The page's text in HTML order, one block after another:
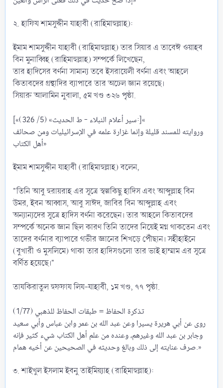
২. হাফিয শামসুদ্দীন যাহাবী (রাহিমাহুল্লাহ):
ইমাম শামসুদ্দীন যাহাবী (রাহিমাহুল্লাহ) তার সিয়ার এ তাবেঈ ওয়াহব
বিন মুনাব্বিহ (রাহিমাহুল্লাহ) সম্পর্কে লিখেছেন,
তার হাদিসের বর্ণনা সামান্য তবে ইসরায়েলী বর্ণনা এবং আহলে
কিতাবদের গ্রন্থাদির ব্যাপারে তার অঢেল জ্ঞান রয়েছে।
সিয়ারু আলামিন নুবালা, ৫ম খণ্ড ৩২৬ পৃষ্ঠা.
[«سير أعلام النبلاء - ط الحديث» (5/ 326):]«
وروايته للمسند قليلة وإنما غزارة علمه في الإسرائيليات ومن صحائف
أهل الكتاب»
ইমাম শামসুদ্দীন যাহাবী (রাহিমাহুল্লাহ) বলেন,
"তিনি আবু হুরায়রাহ এর সূত্রে স্বল্পকিছু হাদিস এবং আব্দুল্লাহ বিন
উমর, ইবন আব্বাস, আবু সাঈদ, জাবির বিন আব্দুল্লাহ এবং
অন্যান্যদের সূত্রে হাদিস বর্ণনা করেছেন। তার আহলে কিতাবদের
সম্পর্কে অনেক জ্ঞান ছিল কারণ তিনি তাদের নিয়েই মগ্ন থাকতেন এবং
তাদের বর্ণনার ব্যাপারে গভীর জ্ঞানের শিখড়ে পৌঁছান। সহীহাইনে
(বুখারী ও মুসলিমে) থাকা তার হাদিসগুলো তার ভাই হাম্মাম এর সূত্রে
বর্ণিত হয়েছে।"
তাযকিরাতুল হুফফায লিয-যাহাবী, ১ম খণ্ড, ৭৭ পৃষ্ঠা.
تذكرة الحفاظ = طبقات الحفاظ للذهبي (1/77)
روى عن أبي هريرة يسيرا وعن عبد الله بن عمر وابن عباس وأبي سعيد
وجابر بن عبد الله وغيرهم، وعنده من علم ‌أهل ‌الكتاب شيء كثير فإنه
صرف عنايته إلى ذلك وبالغ وحديثه في الصحيحين عن أخيه همام.»
৩. শাইখুল ইসলাম ইবনু তাইমিয়্যাহ (রাহিমাহুল্লাহ):